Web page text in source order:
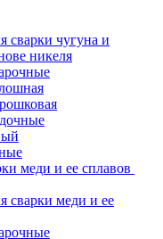
сварки чугуна и
никеля
меди и ее сплавов
сварки меди и ее